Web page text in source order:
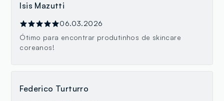
Isis Mazutti
06.03.2026
Ótimo para encontrar produtinhos de skincare
coreanos!
Federico Turturro